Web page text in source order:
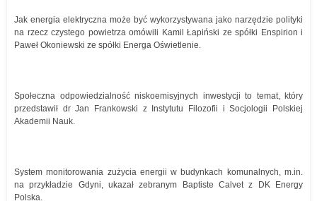
Jak energia elektryczna może być wykorzystywana jako narzędzie polityki
na rzecz czystego powietrza omówili Kamil Łapiński ze spółki Enspirion i
Paweł Okoniewski ze spółki Energa Oświetlenie.
Społeczna odpowiedzialność niskoemisyjnych inwestycji to temat, który
przedstawił dr Jan Frankowski z Instytutu Filozofii i Socjologii Polskiej
Akademii Nauk.
System monitorowania zużycia energii w budynkach komunalnych, m.in.
na przykładzie Gdyni, ukazał zebranym Baptiste Calvet z DK Energy
Polska.